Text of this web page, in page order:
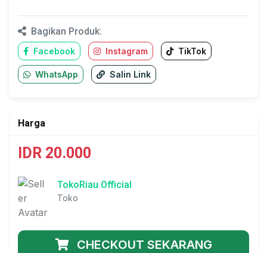
Bagikan Produk:
Facebook Instagram TikTok
WhatsApp Salin Link
Harga
IDR 20.000
TokoRiau Official
Toko
CHECKOUT SEKARANG